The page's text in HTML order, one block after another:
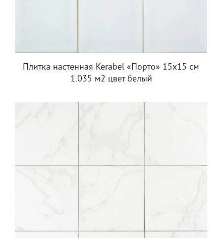
Плитка настенная Kerabel «Порто» 15x15 см
1.035 м2 цвет белый